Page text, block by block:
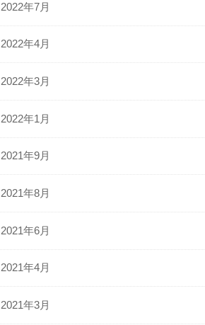
2022年7月
2022年4月
2022年3月
2022年1月
2021年9月
2021年8月
2021年6月
2021年4月
2021年3月